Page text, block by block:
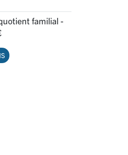
familial -